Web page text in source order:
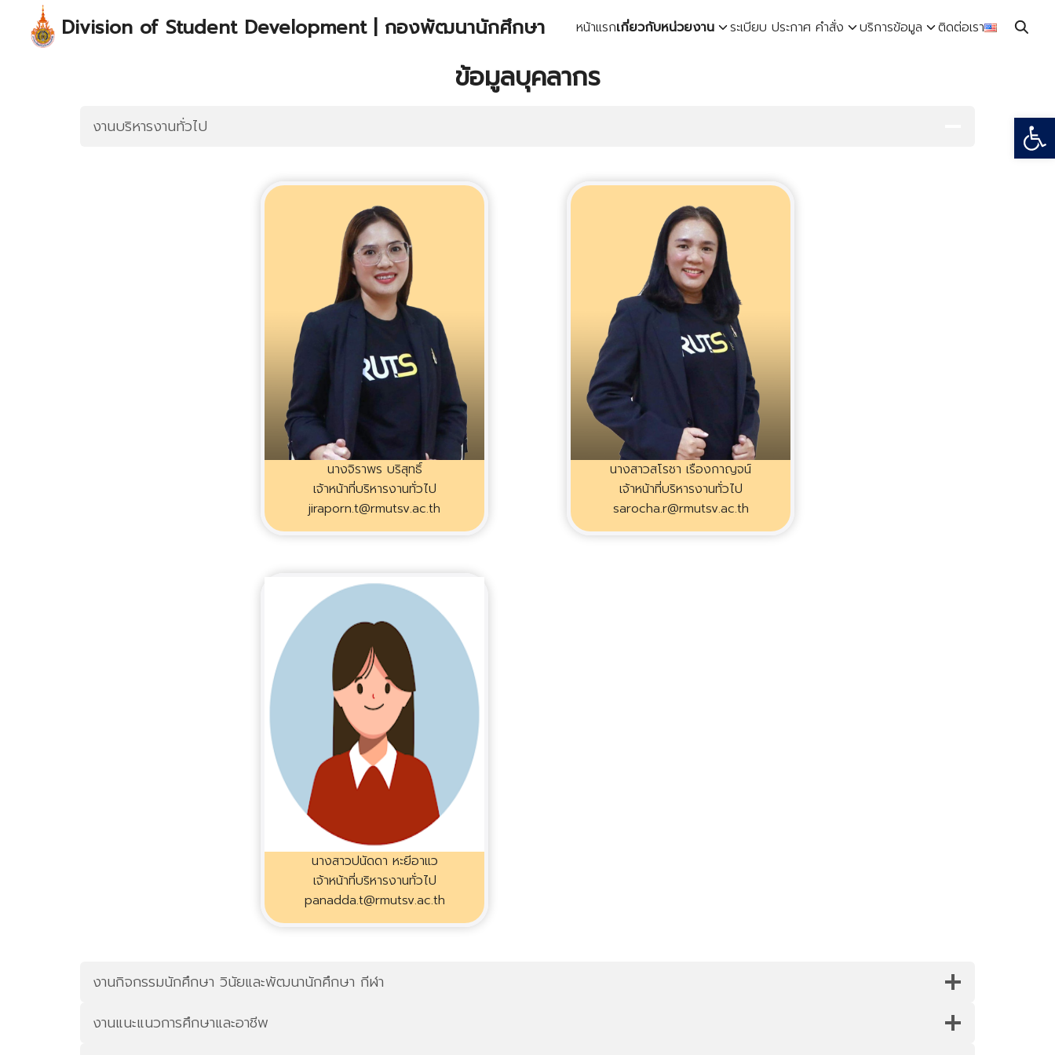
content
Division of Student Development | กองพัฒนานักศึกษา หน้าแรกเกี่ยวกับหน่วยงาน ระเบียบ ประกาศ คำสั่ง บริการข้อมูล
ติดต่อเรา
ข้อมูลบุคลากร
งานบริหารงานทั่วไป
นางจิราพร บริสุทธิ์
เจ้าหน้าที่บริหารงานทั่วไป
jiraporn.t@rmutsv.ac.th
นางสาวสโรชา เรืองกาญจน์
เจ้าหน้าที่บริหารงานทั่วไป
sarocha.r@rmutsv.ac.th
นางสาวปนัดดา หะยีอาแว
เจ้าหน้าที่บริหารงานทั่วไป
panadda.t@rmutsv.ac.th
งานกิจกรรมนักศึกษา วินัยและพัฒนานักศึกษา กีฬา
งานแนะแนวการศึกษาและอาชีพ